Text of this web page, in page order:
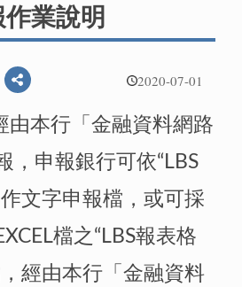
作業說明
2020-07-01
由本行「金融資料網路
，申報銀行可依“LBS
文字申報檔，或可採
檔之“LBS報表格
經由本行「金融資料